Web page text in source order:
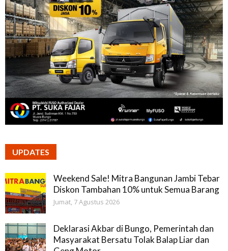
UPDATES
Weekend Sale! Mitra Bangunan Jambi Tebar
Diskon Tambahan 10% untuk Semua Barang
Jumat, 7 Agustus 2026
Deklarasi Akbar di Bungo, Pemerintah dan
Masyarakat Bersatu Tolak Balap Liar dan